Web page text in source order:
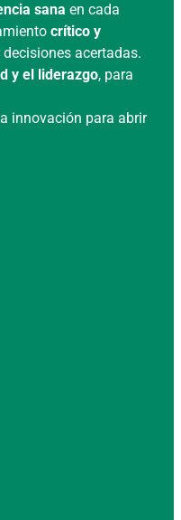
sana en cada
crítico y
acertadas.
y el liderazgo, para
innovación para abrir